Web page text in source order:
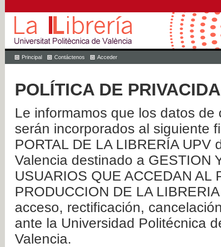
Principal Contáctenos Acceder
POLÍTICA DE
Le informamos que los datos
serán incorporados al siguiente
PORTAL DE LA LIBRERÍA
Valencia destinado a GESTION
USUARIOS QUE ACCEDAN AL
PRODUCCION DE LA
acceso, rectificación,
ante la Universidad Politécnica
Valencia.